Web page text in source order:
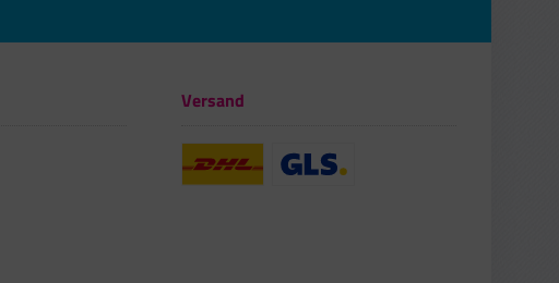
Versand